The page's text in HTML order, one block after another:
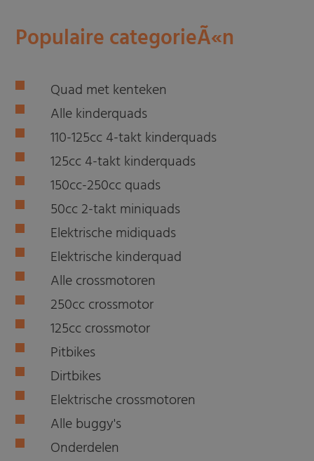
Populaire categorieÃ«n
Quad met kenteken
Alle kinderquads
110-125cc 4-takt kinderquads
125cc 4-takt kinderquads
150cc-250cc quads
50cc 2-takt miniquads
Elektrische midiquads
Elektrische kinderquad
Alle crossmotoren
250cc crossmotor
125cc crossmotor
Pitbikes
Dirtbikes
Elektrische crossmotoren
Alle buggy's
Onderdelen